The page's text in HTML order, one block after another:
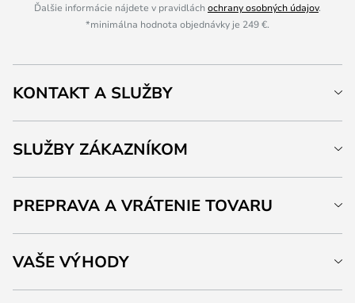
Ďalšie informácie nájdete v pravidláchochrany osobných údajov.
*minimálna hodnota objednávky je 249 €.
KONTAKT A SLUŽBY
SLUŽBY ZÁKAZNÍKOM
PREPRAVA A VRÁTENIE TOVARU
VAŠE VÝHODY